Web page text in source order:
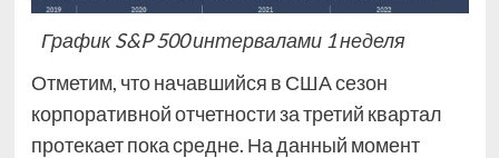
График S&P 500 интервалами 1 неделя
Отметим, что начавшийся в США сезон
корпоративной отчетности за третий квартал
протекает пока средне. На данный момент